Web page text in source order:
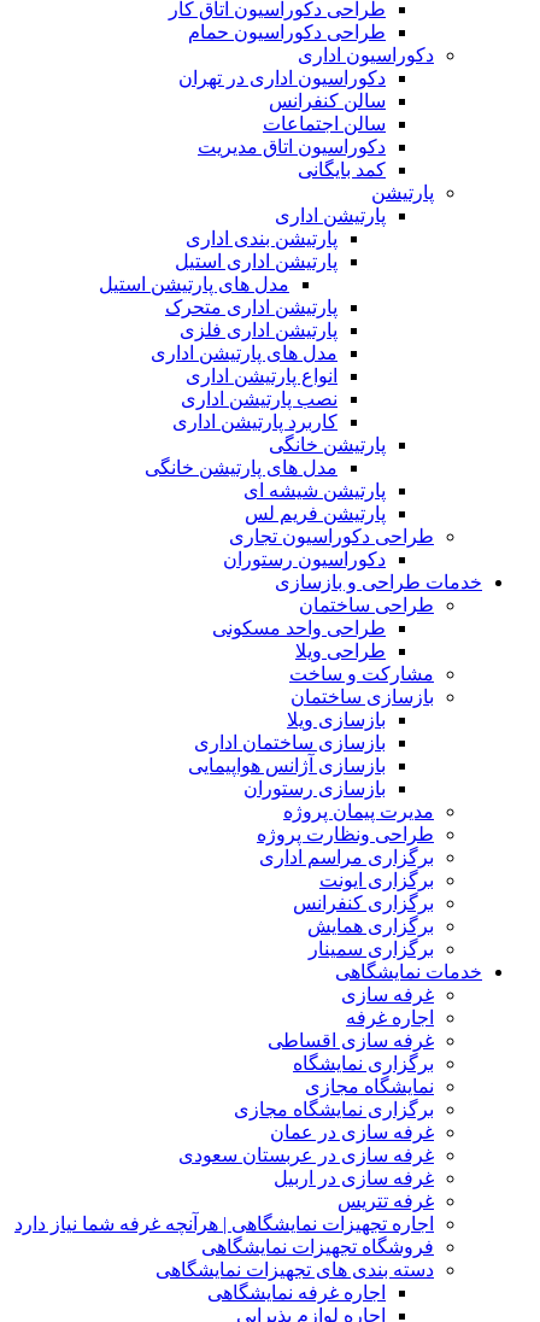
طراحی دکوراسیون اتاق کار
طراحی دکوراسیون حمام
دکوراسیون اداری
دکوراسیون اداری در تهران
سالن کنفرانس
سالن اجتماعات
دکوراسیون اتاق مدیریت
کمد بایگانی
پارتیشن
پارتیشن اداری
پارتیشن بندی اداری
پارتیشن اداری استیل
مدل های پارتیشن استیل
پارتیشن اداری متحرک
پارتیشن اداری فلزی
مدل های پارتیشن اداری
انواع پارتیشن اداری
نصب پارتیشن اداری
کاربرد پارتیشن اداری
پارتیشن خانگی
مدل های پارتیشن خانگی
پارتیشن شیشه ای
پارتیشن فریم لس
طراحی دکوراسیون تجاری
دکوراسیون رستوران
خدمات طراحی و بازسازی
طراحی ساختمان
طراحی واحد مسکونی
طراحی ویلا
مشارکت و ساخت
بازسازی ساختمان
بازسازی ویلا
بازسازی ساختمان اداری
بازسازی آژانس هواپیمایی
بازسازی رستوران
مدیرت پیمان پروژه
طراحی ونظارت پروژه
برگزاری مراسم اداری
برگزاری ایونت
برگزاری کنفرانس
برگزاری همایش
برگزاری سمینار
خدمات نمایشگاهی
غرفه سازی
اجاره غرفه
غرفه سازی اقساطی
برگزاری نمایشگاه
نمایشگاه مجازی
برگزاری نمایشگاه مجازی
غرفه سازی در عمان
غرفه سازی در عربستان سعودی
غرفه سازی در اربیل
غرفه تتریس
اجاره تجهیزات نمایشگاهی | هرآنچه غرفه شما نیاز دارد
فروشگاه تجهیزات نمایشگاهی
دسته بندی های تجهیزات نمایشگاهی
اجاره غرفه نمایشگاهی
اجاره لوازم پذیرایی